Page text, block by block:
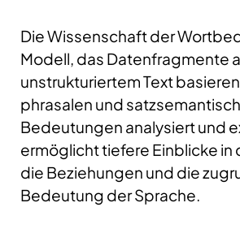
Die Wissenschaft der
Modell, das Datenfragmente
unstrukturiertem Text
phrasalen und
Bedeutungen analysiert und
ermöglicht tiefere Einblicke in
die Beziehungen und die
Bedeutung der Sprache.